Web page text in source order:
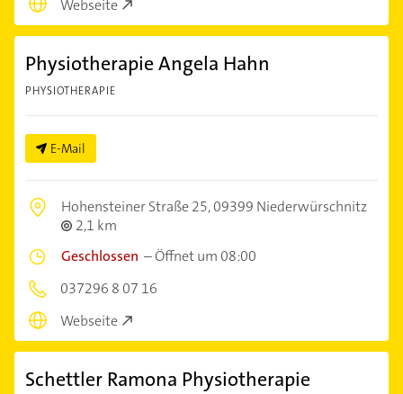
Webseite
Physiotherapie Angela Hahn
PHYSIOTHERAPIE
E-Mail
Hohensteiner Straße 25,09399 Niederwürschnitz
2,1 km
Geschlossen –Öffnet um 08:00
037296 8 07 16
Webseite
Schettler Ramona Physiotherapie